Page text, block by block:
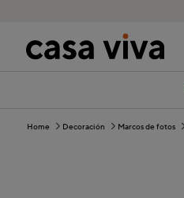
Home Decoración Marcos de fotos